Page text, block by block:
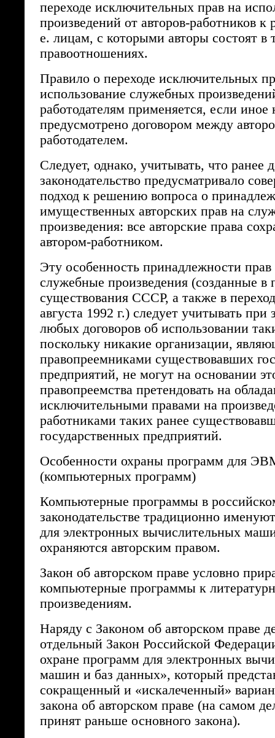
переходе исключительных прав на
произведений от авторов-работников к
е. лицам, с которыми авторы состоят в
правоотношениях.
Правило о переходе исключительных
использование служебных
работодателям применяется, если иное
предусмотрено договором между
работодателем.
Следует, однако, учитывать, что ранее
законодательство предусматривало
подход к решению вопроса о
имущественных авторских прав на
произведения: все авторские права
автором-работником.
Эту особенность принадлежности прав
служебные произведения (созданные в
существования СССР, а также в
августа 1992 г.) следует учитывать при
любых договоров об использовании
поскольку никакие организации,
правопреемниками существовавших
предприятий, не могут на основании
правопреемства претендовать на
исключительными правами на
работниками таких ранее
государственных предприятий.
Особенности охраны программ для
(компьютерных программ)
Компьютерные программы в
законодательстве традиционно
для электронных вычислительных
охраняются авторским правом.
Закон об авторском праве условно
компьютерные программы к
произведениям.
Наряду с Законом об авторском праве
отдельный Закон Российской
охране программ для электронных
машин и баз данных», который
сокращенный и «искалеченный»
закона об авторском праве (на самом
принят раньше основного закона).